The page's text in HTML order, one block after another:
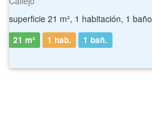
superficie 21 m², 1 habitación, 1 baño
21 m² 1 hab. 1 bañ.